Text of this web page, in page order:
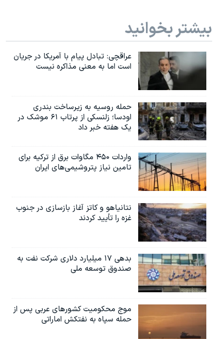
بیشتر بخوانید
عراقچی: تبادل پیام با آمریکا در جریان
است اما به معنی مذاکره نیست
حمله روسیه به زیرساخت بندری
اودسا؛ زلنسکی از پرتاب ۶۱ موشک در
یک هفته خبر داد
واردات ۴۵۰ مگاوات برق از ترکیه برای
تامین نیاز پتروشیمی‌های ایران
نتانیاهو و کاتز آغاز بازسازی در جنوب
غزه را تأیید کردند
بدهی ۱۷ میلیارد دلاری شرکت نفت به
صندوق توسعه ملی
موج محکومیت کشورهای عربی پس از
حمله سپاه به نفتکش اماراتی